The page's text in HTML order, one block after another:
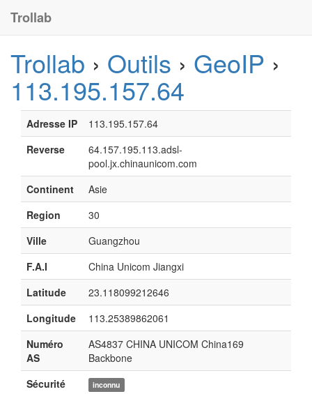
Trollab
Trollab › Outils › GeoIP ›
113.195.157.64
Adresse IP
113.195.157.64
Reverse
64.157.195.113.adsl-
pool.jx.chinaunicom.com
Continent
Asie
Region
30
Ville
Guangzhou
F.A.I
China Unicom Jiangxi
Latitude
23.118099212646
Longitude
113.25389862061
Numéro
AS
AS4837 CHINA UNICOM China169
Backbone
Sécurité
inconnu